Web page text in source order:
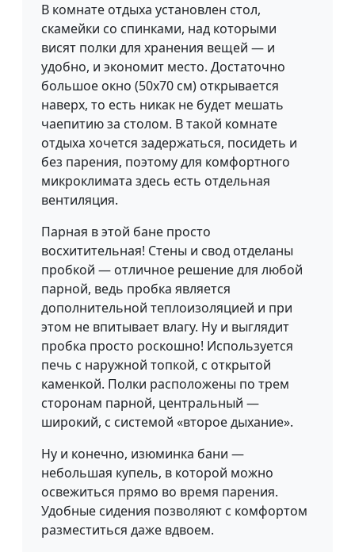
В комнате отдыха установлен стол,
скамейки со спинками, над которыми
висят полки для хранения вещей — и
удобно, и экономит место. Достаточно
большое окно (50х70 см) открывается
наверх, то есть никак не будет мешать
чаепитию за столом. В такой комнате
отдыха хочется задержаться, посидеть и
без парения, поэтому для комфортного
микроклимата здесь есть отдельная
вентиляция.
Парная в этой бане просто
восхитительная! Стены и свод отделаны
пробкой — отличное решение для любой
парной, ведь пробка является
дополнительной теплоизоляцией и при
этом не впитывает влагу. Ну и выглядит
пробка просто роскошно! Используется
печь с наружной топкой, с открытой
каменкой. Полки расположены по трем
сторонам парной, центральный —
широкий, с системой «второе дыхание».
Ну и конечно, изюминка бани —
небольшая купель, в которой можно
освежиться прямо во время парения.
Удобные сидения позволяют с комфортом
разместиться даже вдвоем.